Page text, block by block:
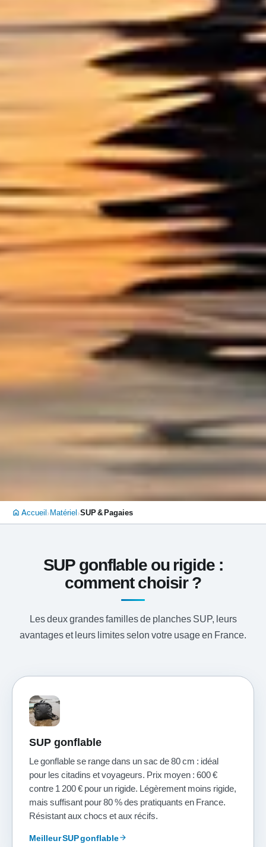
home Accueil›Matériel›SUP & Pagaies
SUP gonflable ou rigide :
comment choisir ?
Les deux grandes familles de planches SUP, leurs
avantages et leurs limites selon votre usage en France.
SUP gonflable
Le gonflable se range dans un sac de 80 cm : idéal
pour les citadins et voyageurs. Prix moyen : 600 €
contre 1 200 € pour un rigide. Légèrement moins rigide,
mais suffisant pour 80 % des pratiquants en France.
Résistant aux chocs et aux récifs.
Meilleur SUP gonflablearrow_forward